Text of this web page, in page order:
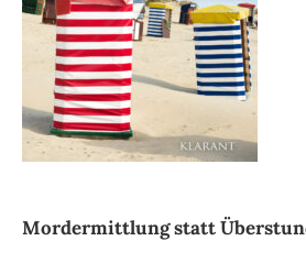
Mordermittlung statt